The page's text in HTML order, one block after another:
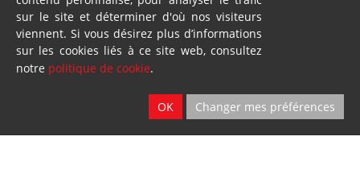
sur le site et déterminer d'où nos visiteurs
viennent. Si vous désirez plus d’informations
sur les cookies liés à ce site web, consultez
notre politique de cookie.
OK Changer mes préférences